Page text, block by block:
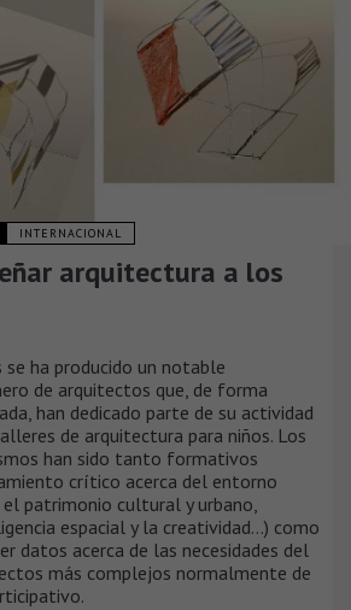
INTERNACIONAL
arquitectura a los
ha producido un notable
de arquitectos que, de forma
han dedicado parte de su actividad
de arquitectura para niños. Los
han sido tanto formativos
crítico acerca del entorno
patrimonio cultural y urbano,
espacial y la creatividad…) como
datos acerca de las necesidades del
más complejos normalmente de